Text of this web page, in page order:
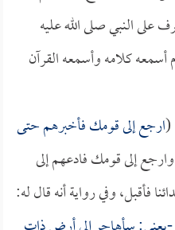
على النبي صلى الله عليه
أسمعه كلامه وأسمعه القرآن
(ارجع إلى قومك فأخبرهم حتى
إلى قومك فادعهم إلى
فأقبل، وفي رواية أنه قال له: